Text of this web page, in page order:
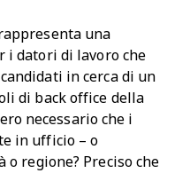
una
i datori di lavoro che
in cerca di un
di back office della
necessario che i
in ufficio – o
regione? Preciso che